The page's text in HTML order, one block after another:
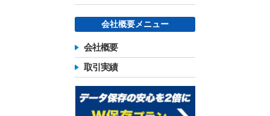
会社概要メニュー
会社概要
取引実績